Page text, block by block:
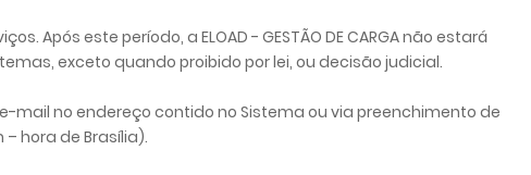
este período, a ELOAD - GESTÃO DE CARGA não estará
exceto quando proibido por lei, ou decisão judicial.
no endereço contido no Sistema ou via preenchimento de
hora de Brasília).